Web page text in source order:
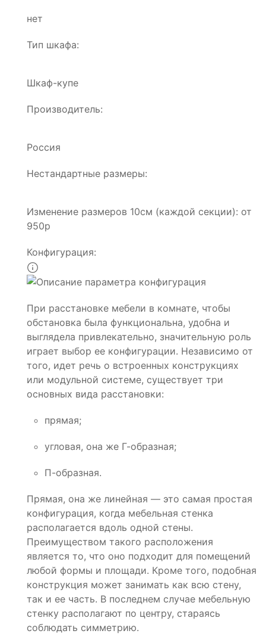
нет
Тип шкафа:
Шкаф-купе
Производитель:
Россия
Нестандартные размеры:
Изменение размеров 10см (каждой секции): от
950р
Конфигурация:
При расстановке мебели в комнате, чтобы
обстановка была функциональна, удобна и
выглядела привлекательно, значительную роль
играет выбор ее конфигурации. Независимо от
того, идет речь о встроенных конструкциях
или модульной системе, существует три
основных вида расстановки:
прямая;
угловая, она же Г-образная;
П-образная.
Прямая, она же линейная — это самая простая
конфигурация, когда мебельная стенка
располагается вдоль одной стены.
Преимуществом такого расположения
является то, что оно подходит для помещений
любой формы и площади. Кроме того, подобная
конструкция может занимать как всю стену,
так и ее часть. В последнем случае мебельную
стенку располагают по центру, стараясь
соблюдать симметрию.